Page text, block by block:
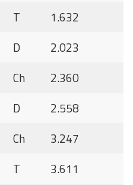
T
1.632
D
2.023
Ch
2.360
D
2.558
Ch
3.247
T
3.611